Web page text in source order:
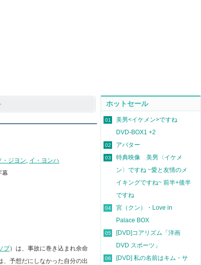
・ジヨン, イ・ヨンハ
幕
ブ）は、事故に巻き込まれ余命
予想だにしなかった自分の出
ホットセール
01
美男<イケメン>ですね
DVD-BOX1 +2
02 アバター
03
特典映像 美男〈イケメ
ン〉ですね ~愛と友情のメ
イキングですね~ 前半+後半
ですね
04
宮（クン）・Love in
Palace BOX
05
[DVD]コアリズム「洋画
DVD スポーツ」
06
[DVD] 私の名前はキム・サ